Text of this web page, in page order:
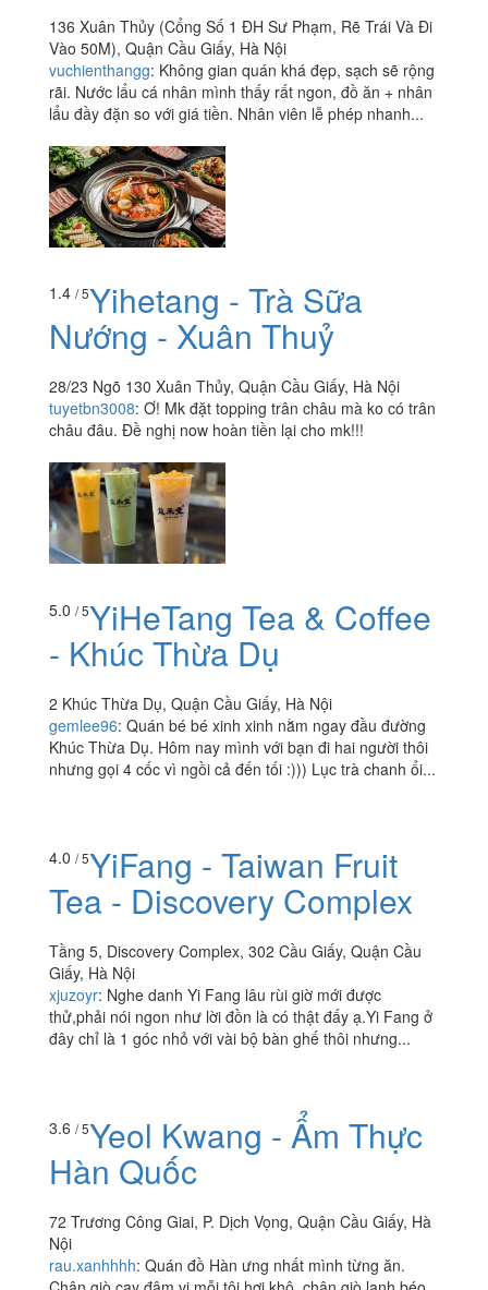
136 Xuân Thủy (Cổng Số 1 ĐH Sư Phạm, Rẽ Trái Và Đi
Vào 50M), Quận Cầu Giấy, Hà Nội
vuchienthangg: Không gian quán khá đẹp, sạch sẽ rộng
rãi. Nước lẩu cá nhân mình thấy rất ngon, đồ ăn + nhân
lẩu đầy đặn so với giá tiền. Nhân viên lễ phép nhanh...
1.4 / 5Yihetang - Trà Sữa
Nướng - Xuân Thuỷ
28/23 Ngõ 130 Xuân Thủy, Quận Cầu Giấy, Hà Nội
tuyetbn3008: Ơ! Mk đặt topping trân châu mà ko có trân
châu đâu. Đề nghị now hoàn tiền lại cho mk!!!
5.0 / 5YiHeTang Tea & Coffee
- Khúc Thừa Dụ
2 Khúc Thừa Dụ, Quận Cầu Giấy, Hà Nội
gemlee96: Quán bé bé xinh xinh nằm ngay đầu đường
Khúc Thừa Dụ. Hôm nay mình với bạn đi hai người thôi
nhưng gọi 4 cốc vì ngồi cả đến tối :))) Lục trà chanh ổi...
4.0/ 5 YiFang - Taiwan Fruit
Tea - Discovery Complex
Tầng 5, Discovery Complex, 302 Cầu Giấy, Quận Cầu
thử,phải nói ngon như lời đồn là có thật đấy ạ.Yi Fang ở
đây chỉ là 1 góc nhỏ với vài bộ bàn ghế thôi nhưng...